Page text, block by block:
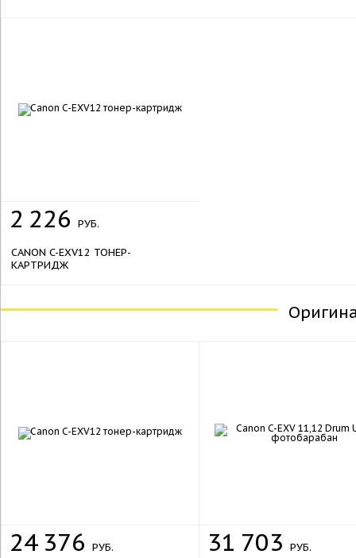
2 226 РУБ.
CANON C-EXV12 ТОНЕР-
КАРТРИДЖ
24 376 РУБ. 31 703 РУБ.